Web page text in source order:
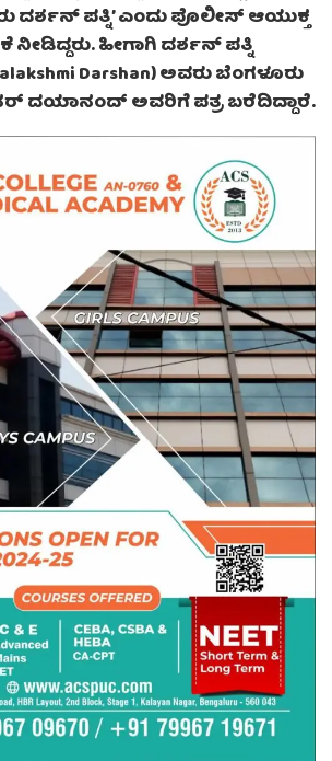
ದರ್ಶನ್ ಪತ್ನಿ’ ಎಂದು ಪೊಲೀಸ್ ಆಯುಕ್ತ
ಹೀಗಾಗಿ ದರ್ಶನ್ ಪತ್ನಿ
Darshan) ಅವರು ಬೆಂಗಳೂರು
ದಯಾನಂದ್ ಅವರಿಗೆ ಪತ್ರ ಬರೆದಿದ್ದಾರೆ.